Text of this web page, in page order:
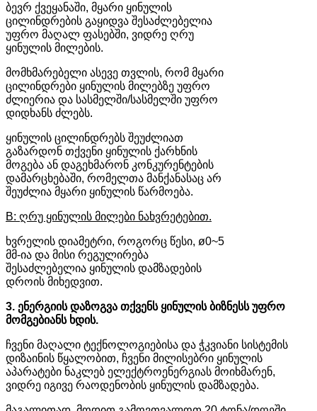
ბევრ ქვეყანაში, მყარი ყინულის
ცილინდრების გაყიდვა შესაძლებელია
უფრო მაღალ ფასებში, ვიდრე ღრუ
ყინულის მილების.
მომხმარებელი ასევე თვლის, რომ მყარი
ცილინდრები ყინულის მილებზე უფრო
ძლიერია და სასმელში/სასმელში უფრო
დიდხანს ძლებს.
ყინულის ცილინდრებს შეუძლიათ
გაზარდონ თქვენი ყინულის ქარხნის
მოგება ან დაგეხმარონ კონკურენტების
დამარცხებაში, რომელთა მანქანასაც არ
შეუძლია მყარი ყინულის წარმოება.
B: ღრუ ყინულის მილები ნახვრეტებით.
ხვრელის დიამეტრი, როგორც წესი, ø0~5
მმ-ია და მისი რეგულირება
შესაძლებელია ყინულის დამზადების
დროის მიხედვით.
3. ენერგიის დაზოგვა თქვენს ყინულის ბიზნესს უფრო
მომგებიანს ხდის.
ჩვენი მაღალი ტექნოლოგიებისა და ჭკვიანი სისტემის
დიზაინის წყალობით, ჩვენი მილისებრი ყინულის
აპარატები ნაკლებ ელექტროენერგიას მოიხმარენ,
ვიდრე იგივე რაოდენობის ყინულის დამზადება.